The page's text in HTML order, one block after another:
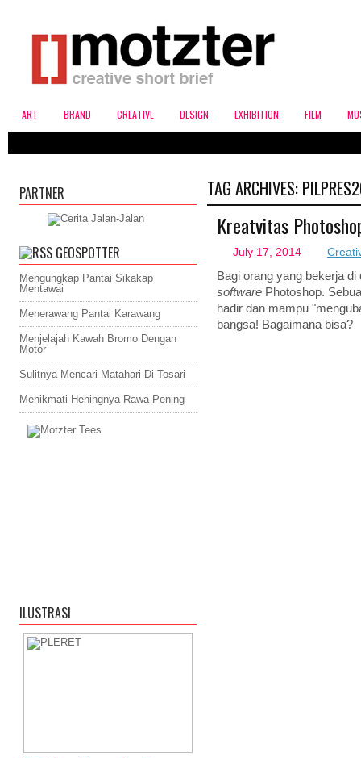
ART BRAND CREATIVE DESIGN EXHIBITION FILM
TAG ARCHIVES:
Kreatvitas
July 17, 2014
Bagi orang yang bekerja
software Photoshop.
hadir dan mampu
bangsa! Bagaimana bisa?
PARTNER
GEOSPOTTER
Mengungkap Pantai Sikakap
Mentawai
Menerawang Pantai Karawang
Menjelajah Kawah Bromo Dengan
Motor
Sulitnya Mencari Matahari Di Tosari
Menikmati Heningnya Rawa Pening
ILUSTRASI